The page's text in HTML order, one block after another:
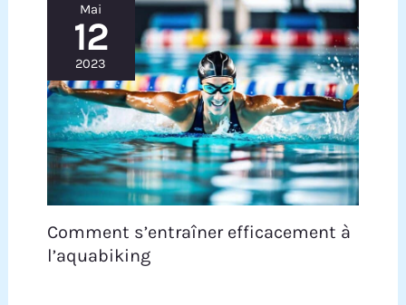
Mai
12
2023
Comment s’entraîner efficacement à
l’aquabiking